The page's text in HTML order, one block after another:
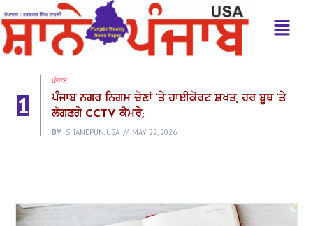
1
ਪੰਜਾਬ
ਪੰਜਾਬ ਨਗਰ ਨਿਗਮ ਚੋਣਾਂ ‘ਤੇ ਹਾਈਕੋਰਟ ਸ਼ਖਤ, ਹਰ ਬੂਥ ‘ਤੇ
ਲੱਗਣਗੇ CCTV ਕੈਮਰੇ;
BY SHANEPUNJUSA MAY 22, 2026